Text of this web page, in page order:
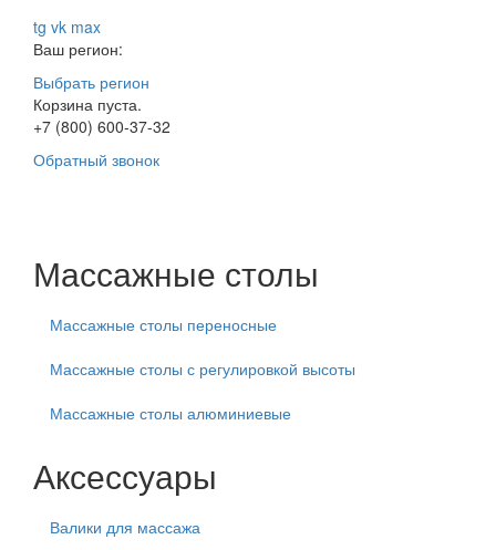
tg vk max
Ваш регион:
Выбрать регион
Корзина пуста.
+7 (800) 600-37-32
Обратный звонок
Массажные столы
Массажные столы переносные
Массажные столы с регулировкой высоты
Массажные столы алюминиевые
Аксессуары
Валики для массажа